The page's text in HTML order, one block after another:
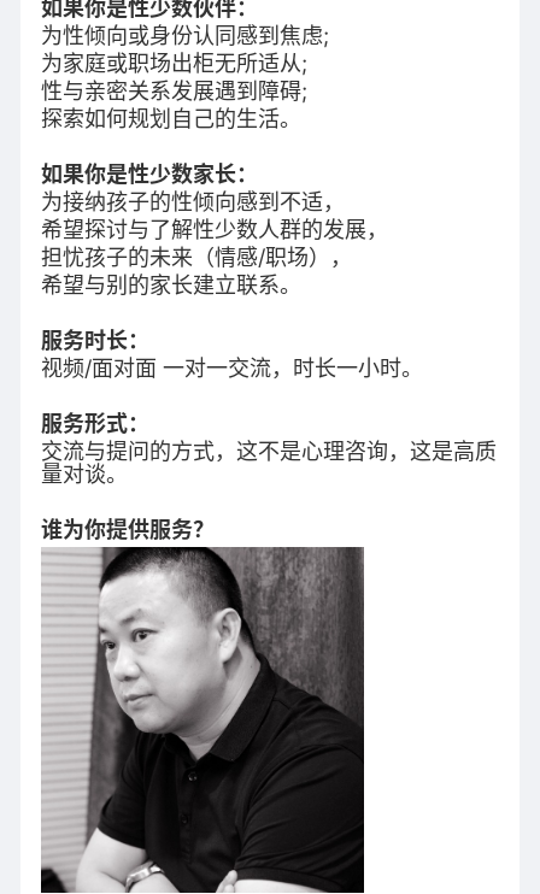
如果你是性少数伙伴：
为性倾向或身份认同感到焦虑;
为家庭或职场出柜无所适从;
性与亲密关系发展遇到障碍;
探索如何规划自己的生活。
如果你是性少数家长：
为接纳孩子的性倾向感到不适，
希望探讨与了解性少数人群的发展，
担忧孩子的未来（情感/职场），
希望与别的家长建立联系。
服务时长：
视频/面对面 一对一交流，时长一小时。
服务形式：
交流与提问的方式，这不是心理咨询，这是高质
量对谈。
谁为你提供服务？